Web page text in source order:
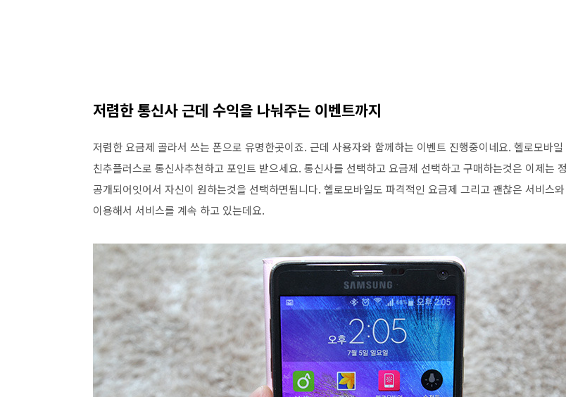
저렴한 통신사 근데 수익을 나눠주는 이벤트까지
저렴한 요금제 골라서 쓰는 폰으로 유명한곳이죠. 근데 사용자와 함께하는 이벤트 진행중이네요. 헬로모바일
친추플러스로 통신사추천하고 포인트 받으세요. 통신사를 선택하고 요금제 선택하고 구매하는것은 이제는
공개되어잇어서 자신이 원하는것을 선택하면됩니다. 헬로모바일도 파격적인 요금제 그리고 괜찮은 서비스
이용해서 서비스를 계속 하고 있는데요.